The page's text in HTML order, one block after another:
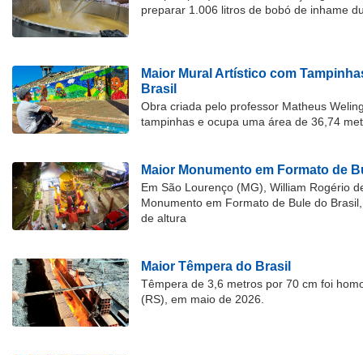
preparar 1.006 litros de bobó de inhame
Maior Mural Artístico com
Brasil
Obra criada pelo professor Matheus
tampinhas e ocupa uma área de 36,74
Maior Monumento em Formato de
Em São Lourenço (MG), William Rogério
Monumento em Formato de Bule do
de altura
Maior Têmpera do Brasil
Têmpera de 3,6 metros por 70 cm foi
(RS), em maio de 2026.